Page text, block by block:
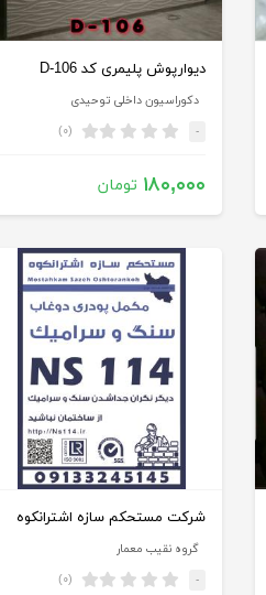
دیوارپوش پلیمری کد D-106
دکوراسیون داخلی توحیدی
- (۰)
۱۸۰,۰۰۰ تومان
شرکت مستحکم سازه اشترانکوه
گروه نقیب معمار
- (۰)